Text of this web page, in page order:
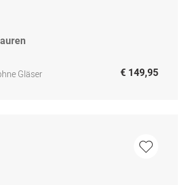
Gläser
€ 149,95